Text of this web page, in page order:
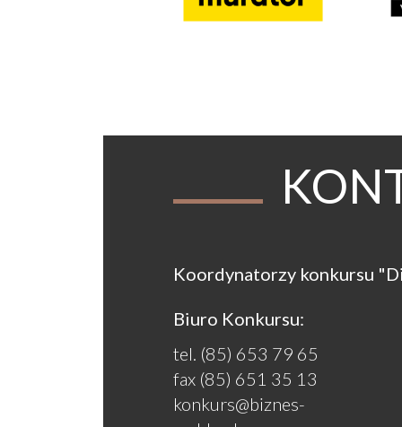
Koordynatorzy konkursu
Biuro Konkursu:
tel. (85) 653 79 65
fax (85) 651 35 13
konkurs@biznes-